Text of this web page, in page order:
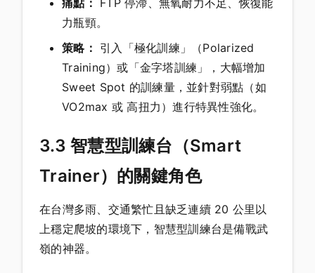
痛點： FTP 停滯、無氧耐力不足、恢復能
力瓶頸。
策略： 引入「極化訓練」（Polarized
Training）或「金字塔訓練」，大幅增加
Sweet Spot 的訓練量，並針對弱點（如
VO2max 或 高扭力）進行特異性強化。
3.3 智慧型訓練台（Smart
Trainer）的關鍵角色
在台灣多雨、交通繁忙且缺乏連續 20 公里以
上穩定爬坡的環境下，智慧型訓練台是備戰武
嶺的神器。